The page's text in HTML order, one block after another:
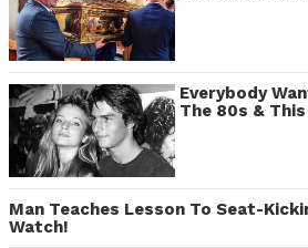
Everybody
The 80s &
Man Teaches Lesson To Seat-
Watch!